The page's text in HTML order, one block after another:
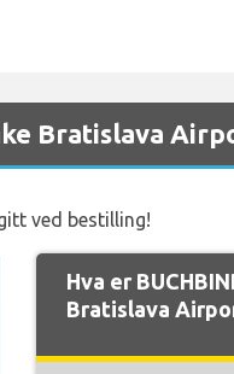
Bratislava
ved bestilling!
Hva er
Bratislava